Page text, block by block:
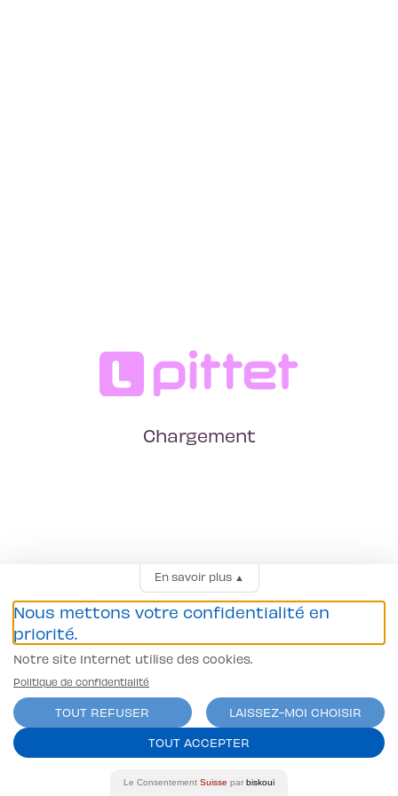
Chargement
En savoir plus▲
Nous mettons votre confidentialité en
priorité.
Notre site Internet utilise des cookies.
Politique de confidentialité
TOUT REFUSER
LAISSEZ-MOI CHOISIR
TOUT ACCEPTER
Le Consentement Suisse par biskoui